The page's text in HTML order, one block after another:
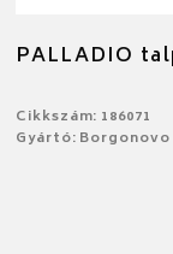
PALLADIO
Cikkszám: 186071
Gyártó: Borgonovo